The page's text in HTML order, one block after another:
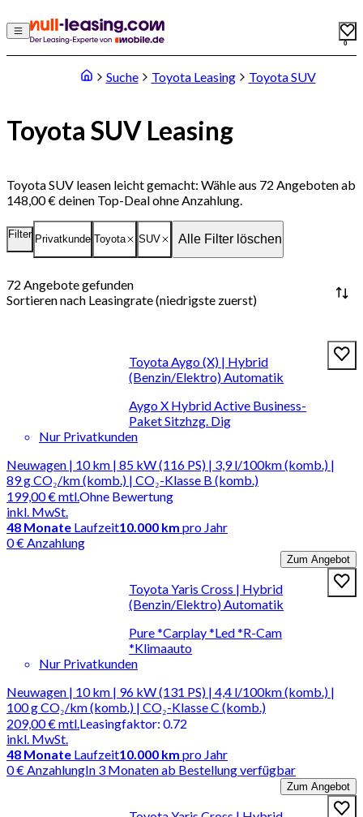
0
Suche Toyota Leasing Toyota SUV
Toyota SUV Leasing
Toyota SUV leasen leicht gemacht: Wähle aus 72 Angeboten ab
148,00 € deinen Top-Deal ohne Anzahlung.
Filter Privatkunde Toyota SUV Alle Filter löschen
72 Angebote gefunden
Sortieren nach Leasingrate (niedrigste zuerst)
Toyota Aygo (X) | Hybrid
(Benzin/Elektro) Automatik
Aygo X Hybrid Active Business-
Paket Sitzhzg. Dig
Nur Privatkunden
Neuwagen | 10 km | 85 kW (116 PS) | 3,9 l/100km (komb.) |
89 g CO₂/km (komb.) | CO₂-Klasse B (komb.)
199,00 €mtl.
inkl. MwSt.
Ohne Bewertung
48 Monate Laufzeit10.000 km pro Jahr
0 € Anzahlung
Zum Angebot
Toyota Yaris Cross | Hybrid
(Benzin/Elektro) Automatik
Pure *Carplay *Led *R-Cam
*Klimaauto
Nur Privatkunden
Neuwagen | 10 km | 96 kW (131 PS) | 4,4 l/100km (komb.) |
100 g CO₂/km (komb.) | CO₂-Klasse C (komb.)
209,00 €mtl.
inkl. MwSt.
Leasingfaktor: 0.72
48 Monate Laufzeit10.000 km pro Jahr
0 € AnzahlungIn 3 Monaten ab Bestellung verfügbar
Zum Angebot